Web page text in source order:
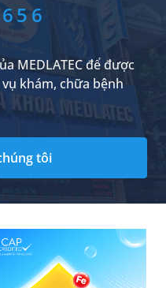
MEDLATEC để được
khám, chữa bệnh
tôi